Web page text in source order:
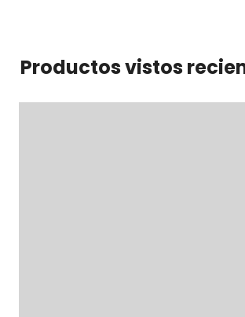
Productos vistos